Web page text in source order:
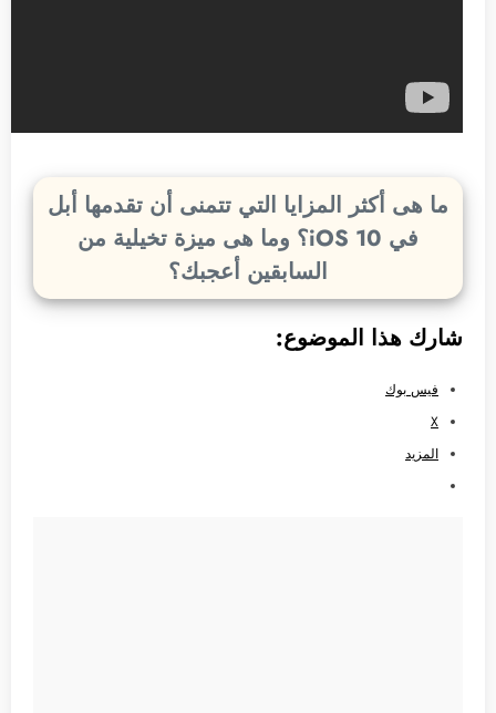
ما هى أكثر المزايا التي تتمنى أن تقدمها أبل
في iOS 10؟ وما هى ميزة تخيلية من
السابقين أعجبك؟
شارك هذا الموضوع:
فيس بوك
X
المزيد